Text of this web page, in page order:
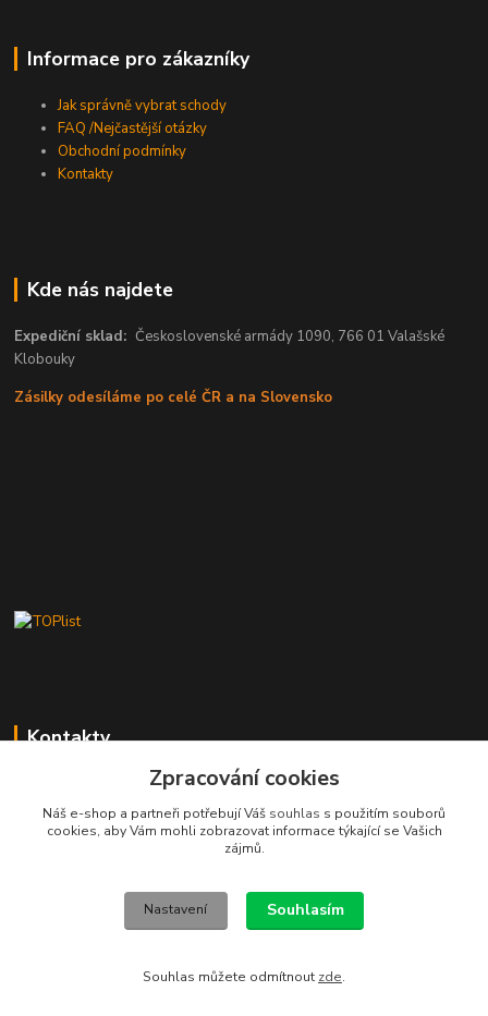
Informace pro zákazníky
Jak správně vybrat schody
FAQ /Nejčastější otázky
Obchodní podmínky
Kontakty
Kde nás najdete
Expediční sklad:Československé armády 1090, 766 01 Valašské
Klobouky
Zásilky odesíláme po celé ČR a na Slovensko
Kontakty
Stanislav Fuks
605 703 535
Po-Čt 7.00 - 16.00 hod. Pá 7.00 - 12.00 hod.
Zpracování cookies
Náš e-shop a partneři potřebují Váš souhlas s použitím souborů
cookies, aby Vám mohli zobrazovat informace týkající se Vašich
zájmů.
Nastavení Souhlasím
Souhlas můžete odmítnout zde.